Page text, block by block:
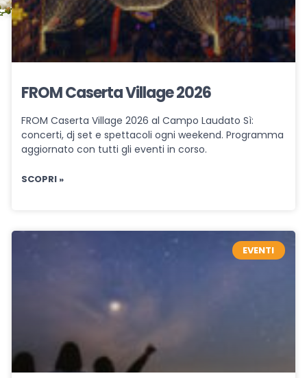
FROM Caserta Village 2026
FROM Caserta Village 2026 al Campo Laudato Sì:
concerti, dj set e spettacoli ogni weekend. Programma
aggiornato con tutti gli eventi in corso.
SCOPRI »
EVENTI